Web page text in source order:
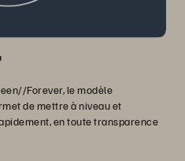
Forever, le modèle
de mettre à niveau et
en toute transparence